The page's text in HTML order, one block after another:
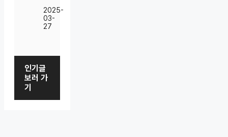
2025-
03-
27
인기글
보러 가
기